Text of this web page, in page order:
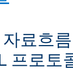
료흐
프로토